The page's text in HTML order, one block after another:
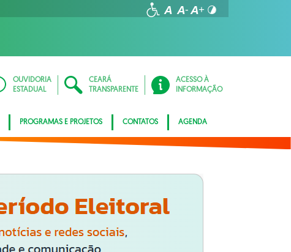
OUVIDORIA
ESTADUAL
CEARÁ
TRANSPARENTE
ACESSO À
INFORMAÇÃO
PROGRAMAS E PROJETOS CONTATOS AGENDA